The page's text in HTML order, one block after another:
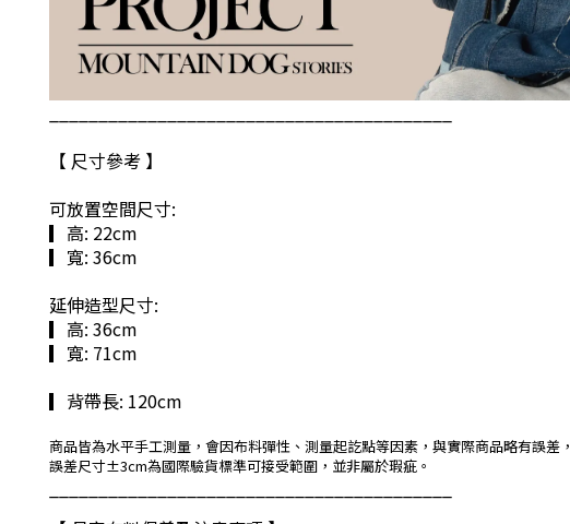
【 尺寸參考 】
可放置空間尺寸:
▎高: 22cm
▎寬: 36cm
延伸造型尺寸:
▎高: 36cm
▎寬: 71cm
▎背帶長: 120cm
商品皆為水平手工測量，會因布料彈性、測量起訖點等因素，與實際商品略有誤差，
誤差尺寸±3cm為國際驗貨標準可接受範圍，並非屬於瑕疵。